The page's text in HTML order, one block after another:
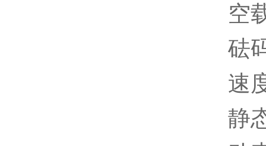
空
砝
速
静